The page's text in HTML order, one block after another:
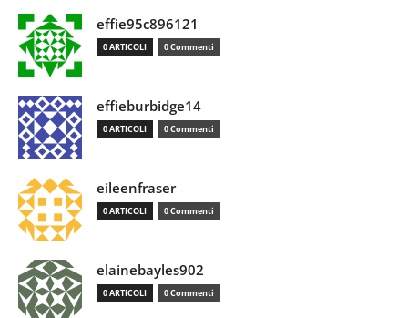
effie95c896121
0 ARTICOLI 0 Commenti
effieburbidge14
0 ARTICOLI 0 Commenti
eileenfraser
0 ARTICOLI 0 Commenti
elainebayles902
0 ARTICOLI 0 Commenti